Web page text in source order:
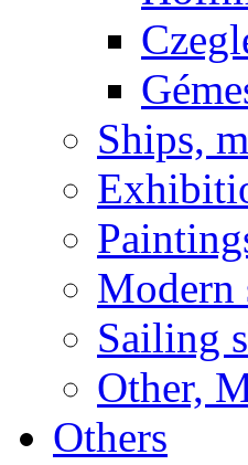
Ships,
Modern
Sailing
Other,
Others